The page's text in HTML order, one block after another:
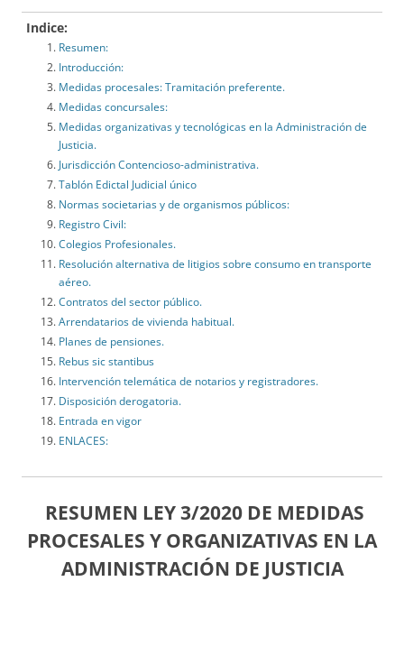
Indice:
Resumen:
Introducción:
Medidas procesales: Tramitación preferente.
Medidas concursales:
Medidas organizativas y tecnológicas en la Administración de
Justicia.
Jurisdicción Contencioso-administrativa.
Tablón Edictal Judicial único
Normas societarias y de organismos públicos:
Registro Civil:
Colegios Profesionales.
Resolución alternativa de litigios sobre consumo en transporte
aéreo.
Contratos del sector público.
Arrendatarios de vivienda habitual.
Planes de pensiones.
Rebus sic stantibus
Intervención telemática de notarios y registradores.
Disposición derogatoria.
Entrada en vigor
ENLACES:
RESUMEN LEY 3/2020 DE MEDIDAS
PROCESALES Y ORGANIZATIVAS EN LA
ADMINISTRACIÓN DE JUSTICIA